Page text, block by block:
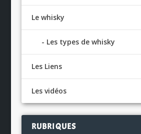
Le whisky
Les types de whisky
Les Liens
Les vidéos
RUBRIQUES